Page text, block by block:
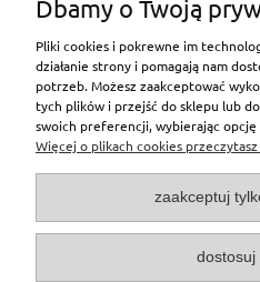
inne
Moje
O
Dbamy o Twoją
Pliki cookies i pokrewne im
działanie strony i pomagają nam
potrzeb. Możesz zaakceptować
tych plików i przejść do sklepu lub
swoich preferencji, wybierając
Więcej o plikach cookies
zaakceptuj
dostosuj